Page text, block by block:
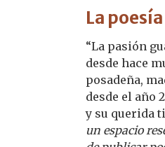
La
“La pasión
desde hace
posadeña,
desde el año
y su querida
un espacio